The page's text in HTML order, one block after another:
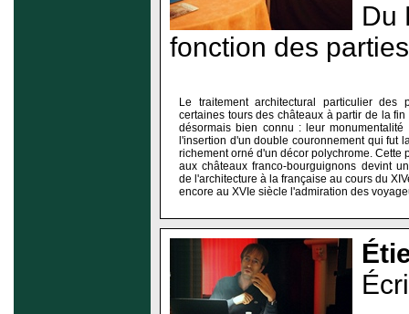
Du
fonction des
Le traitement architectural particulier des
certaines tours des châteaux à partir de la fin
désormais bien connu : leur monumentalité
l'insertion d'un double couronnement qui fut
richement orné d'un décor polychrome. Cette
aux châteaux franco-bourguignons devint
de l'architecture à la française au cours du
encore au XVIe siècle l'admiration des